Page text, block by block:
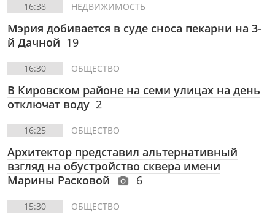
16:38 НЕДВИЖИМОСТЬ
Мэрия добивается в суде сноса пекарни на 3-
й Дачной 19
16:30 ОБЩЕСТВО
В Кировском районе на семи улицах на день
отключат воду 2
16:25 ОБЩЕСТВО
Архитектор представил альтернативный
взгляд на обустройство сквера имени
Марины Расковой
6
15:30 ОБЩЕСТВО